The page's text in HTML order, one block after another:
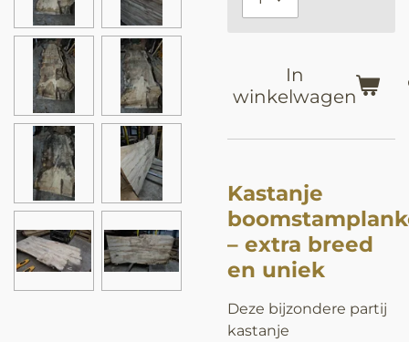
In
winkelwagen
Kastanje
– extra breed
en uniek
Deze bijzondere partij
kastanje